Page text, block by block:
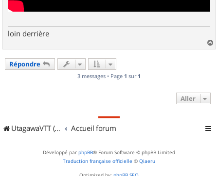
loin derrière
a
Répondre
3 messages • Page 1 sur 1
Aller
UtagawaVTT (Randos VTT et VTTAE avec traces GPS) Accueil forum
Développé par phpBB® Forum Software © phpBB Limited
Traduction française officielle © Qiaeru